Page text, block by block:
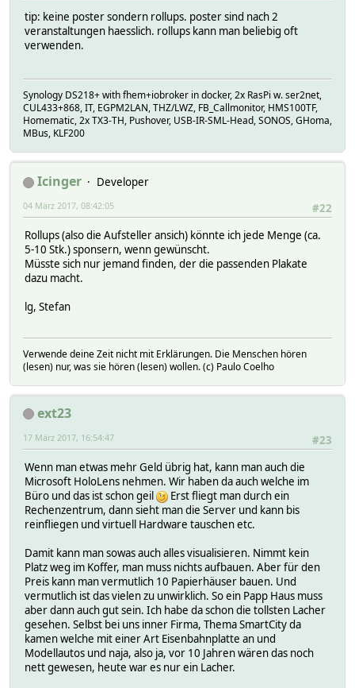
tip: keine poster sondern rollups. poster sind nach 2
veranstaltungen haesslich. rollups kann man beliebig oft
verwenden.
Synology DS218+ with fhem+iobroker in docker, 2x RasPi w. ser2net,
CUL433+868, IT, EGPM2LAN, THZ/LWZ, FB_Callmonitor, HMS100TF,
Homematic, 2x TX3-TH, Pushover, USB-IR-SML-Head, SONOS, GHoma,
MBus, KLF200
Icinger
Developer
#22
04 März 2017, 08:42:05
Rollups (also die Aufsteller ansich) könnte ich jede Menge (ca.
5-10 Stk.) sponsern, wenn gewünscht.
Müsste sich nur jemand finden, der die passenden Plakate
dazu macht.
lg, Stefan
Verwende deine Zeit nicht mit Erklärungen. Die Menschen hören
(lesen) nur, was sie hören (lesen) wollen. (c) Paulo Coelho
ext23
#23
17 März 2017, 16:54:47
Wenn man etwas mehr Geld übrig hat, kann man auch die
Microsoft HoloLens nehmen. Wir haben da auch welche im
Büro und das ist schon geil
Erst fliegt man durch ein
Rechenzentrum, dann sieht man die Server und kann bis
reinfliegen und virtuell Hardware tauschen etc.
Damit kann man sowas auch alles visualisieren. Nimmt kein
Platz weg im Koffer, man muss nichts aufbauen. Aber für den
Preis kann man vermutlich 10 Papierhäuser bauen. Und
vermutlich ist das vielen zu unwirklich. So ein Papp Haus muss
aber dann auch gut sein. Ich habe da schon die tollsten Lacher
gesehen. Selbst bei uns inner Firma, Thema SmartCity da
kamen welche mit einer Art Eisenbahnplatte an und
Modellautos und naja, also ja, vor 10 Jahren wären das noch
nett gewesen, heute war es nur ein Lacher.